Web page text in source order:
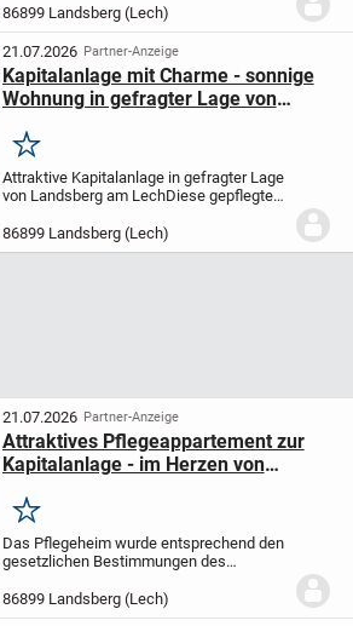
Ausstattung!Diese außergewöhnliche 3-
ZKB-Eigentumswohnung vereint
modernes Design, höchste Bauqualität
und eine...
86899 Landsberg (Lech)
21.07.2026 Partner-Anzeige
Kapitalanlage mit Charme - sonnige
Wohnung in gefragter Lage von
Merken
Attraktive Kapitalanlage in gefragter Lage
von Landsberg am LechDiese gepflegte
m² Wohnfläche bietet eine hervorragende
Gelegenheit für Kapitalanleger, die in...
86899 Landsberg (Lech)
21.07.2026 Partner-Anzeige
Attraktives Pflegeappartement zur
Kapitalanlage - im Herzen von
Merken
Das Pflegeheim wurde entsprechend den
gesetzlichen Bestimmungen des
Sondereigentumseinheiten aufgeteilt,
wobei jedes Pflegeappartement eine
86899 Landsberg (Lech)